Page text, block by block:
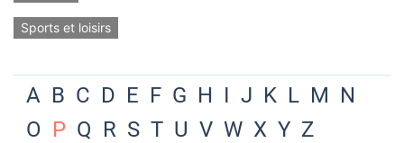
Sports et loisirs
A B C D E F G H I J K L M N
O P Q R S T U V W X Y Z